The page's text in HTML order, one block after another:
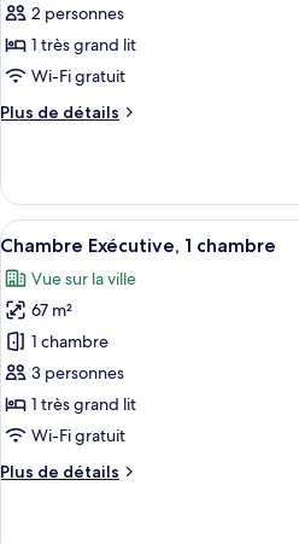
ce
type
de
chambre :
Chambre
chambre
2 personnes
1 très grand lit
Wi-Fi gratuit
Plus de détails
Plus
le
type
de
Chambre
Deluxe,
chambre
Afficher
toutes
les
photos
pour
ce
type
de
chambre :
Chambre
9
Chambre Exécutive, 1 chambre
Vue sur la ville
67 m²
1 chambre
3 personnes
1 très grand lit
Wi-Fi gratuit
Plus de détails
Plus